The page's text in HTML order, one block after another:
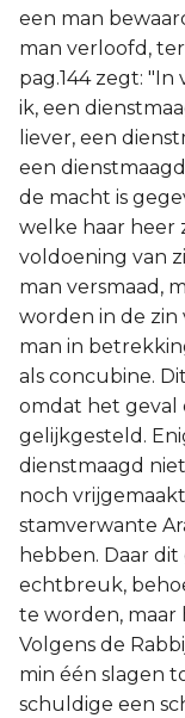
een man
man verloofd,
pag.144 zegt:
ik, een
liever, een
een
de macht is
welke haar heer
voldoening van
man versmaad,
worden in de zin
man in
als concubine.
omdat het geval
gelijkgesteld.
dienstmaagd
noch
stamverwante
hebben. Daar
echtbreuk,
te worden, maar
Volgens de
min één slagen
schuldige een